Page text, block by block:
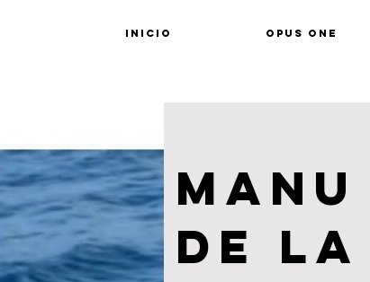
INICIO OPUS ONE
de la